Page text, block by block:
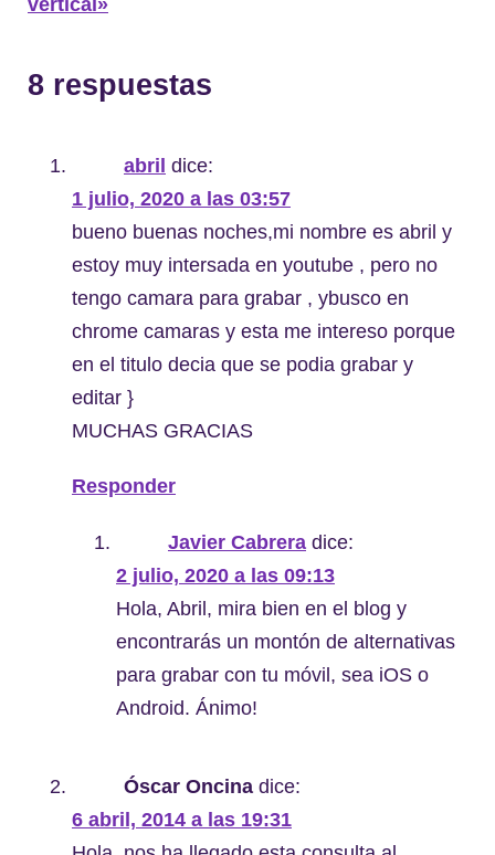
vertical»
8 respuestas
abril dice:
1 julio, 2020 a las 03:57
bueno buenas noches,mi nombre es abril y
estoy muy intersada en youtube , pero no
tengo camara para grabar , ybusco en
chrome camaras y esta me intereso porque
en el titulo decia que se podia grabar y
editar }
MUCHAS GRACIAS
Responder
Javier Cabrera dice:
2 julio, 2020 a las 09:13
Hola, Abril, mira bien en el blog y
encontrarás un montón de alternativas
para grabar con tu móvil, sea iOS o
Android. Ánimo!
Óscar Oncina dice:
6 abril, 2014 a las 19:31